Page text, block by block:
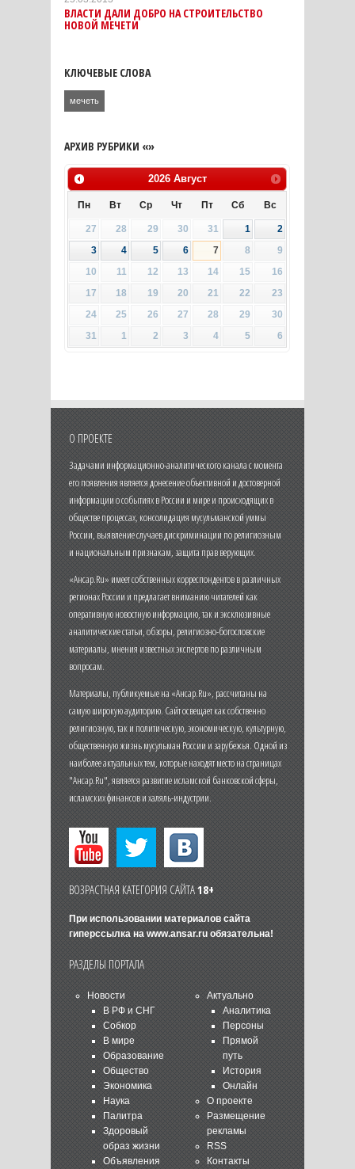
ВЛАСТИ ДАЛИ ДОБРО НА СТРОИТЕЛЬСТВО
НОВОЙ МЕЧЕТИ
КЛЮЧЕВЫЕ СЛОВА
мечеть
АРХИВ РУБРИКИ «»
2026 Август
Пн Вт Ср Чт Пт Сб Вс
27 28 29 30 31 1
2
3
4 5 6 7 8
9
10
11 12 13 14 15
16
17
18 19 20 21 22
23
24
25 26 27 28 29
30
31
1 2 3 4 5 6
О ПРОЕКТЕ
Задачами информационно-аналитического канала с момента
его появления является донесение объективной и достоверной
информации о событиях в России и мире и происходящих в
обществе процессах, консолидация мусульманской уммы
России, выявление случаев дискриминации по религиозным
и национальным признакам, защита прав верующих.
«Ансар.Ru» имеет собственных корреспондентов в различных
регионах России и предлагает вниманию читателей как
оперативную новостную информацию, так и эксклюзивные
аналитические статьи, обзоры, религиозно-богословские
материалы, мнения известных экспертов по различным
вопросам.
Материалы, публикуемые на «Ансар.Ru», рассчитаны на
самую широкую аудиторию. Сайт освещает как собственно
религиозную, так и политическую, экономическую, культурную,
общественную жизнь мусульман России и зарубежья. Одной из
наиболее актуальных тем, которые находят место на страницах
"Ансар.Ru", является развитие исламской банковской сферы,
исламских финансов и халяль-индустрии.
ВОЗРАСТНАЯ КАТЕГОРИЯ САЙТА18+
При использовании материалов сайта
гиперссылка на www.ansar.ruобязательна!
РАЗДЕЛЫ ПОРТАЛА
Новости
В РФ и СНГ
Собкор
В мире
Образование
Общество
Экономика
Наука
Палитра
Здоровый
образ жизни
Объявления
Актуально
Аналитика
Персоны
Прямой
путь
История
Онлайн
О проекте
Размещение
рекламы
RSS
Контакты